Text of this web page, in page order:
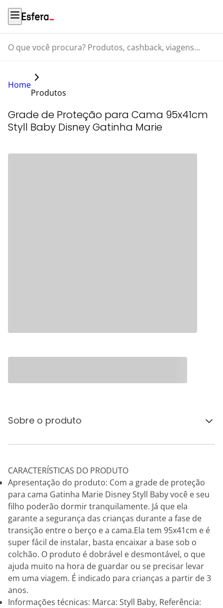
O que você procura? Produtos, cashback, viagens...
Home
Produtos
Grade de Proteção para Cama 95x41cm
Styll Baby Disney Gatinha Marie
Sobre o produto
CARACTERÍSTICAS DO PRODUTO
Apresentação do produto: Com a grade de proteção
para cama Gatinha Marie Disney Styll Baby você e seu
filho poderão dormir tranquilamente. Já que ela
garante a segurança das crianças durante a fase de
transição entre o berço e a cama.Ela tem 95x41cm e é
super fácil de instalar, basta encaixar a base sob o
colchão. O produto é dobrável e desmontável, o que
ajuda muito na hora de guardar ou se precisar levar
em uma viagem. É indicado para crianças a partir de 3
anos.
Informações técnicas: Marca: Styll Baby, Referência: